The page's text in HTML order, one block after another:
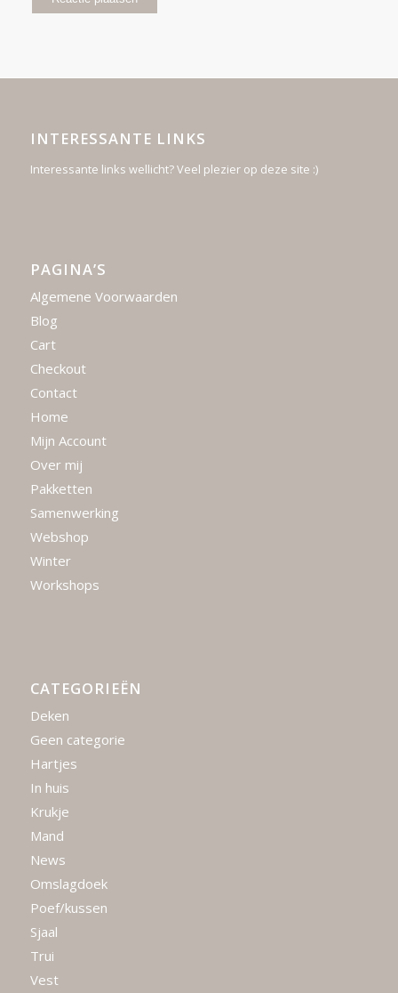
INTERESSANTE LINKS
Interessante links wellicht? Veel plezier op deze site :)
PAGINA’S
Algemene Voorwaarden
Blog
Cart
Checkout
Contact
Home
Mijn Account
Over mij
Pakketten
Samenwerking
Webshop
Winter
Workshops
CATEGORIEËN
Deken
Geen categorie
Hartjes
In huis
Krukje
Mand
News
Omslagdoek
Poef/kussen
Sjaal
Trui
Vest